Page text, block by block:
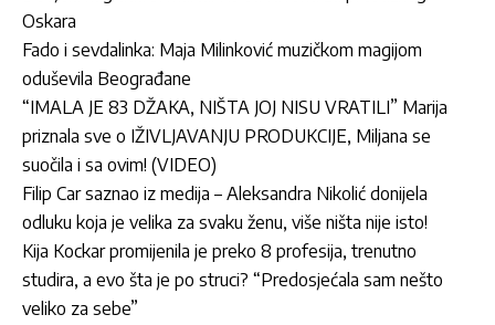
Oskara
Fado i sevdalinka: Maja Milinković muzičkom magijom
oduševila Beograđane
“IMALA JE 83 DŽAKA, NIŠTA JOJ NISU VRATILI” Marija
priznala sve o IŽIVLJAVANJU PRODUKCIJE, Miljana se
suočila i sa ovim! (VIDEO)
Filip Car saznao iz medija – Aleksandra Nikolić donijela
odluku koja je velika za svaku ženu, više ništa nije isto!
Kija Kockar promijenila je preko 8 profesija, trenutno
studira, a evo šta je po struci? “Predosjećala sam nešto
veliko za sebe”